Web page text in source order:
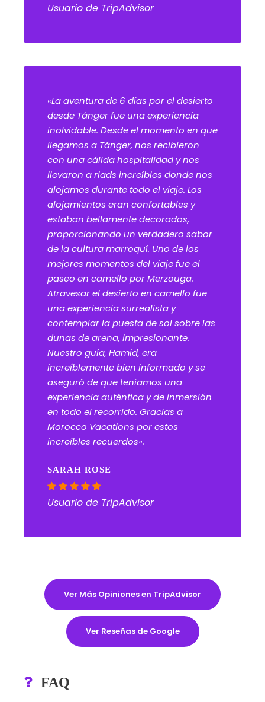
Usuario de TripAdvisor
«La aventura de 6 días por el desierto
desde Tánger fue una experiencia
inolvidable. Desde el momento en que
llegamos a Tánger, nos recibieron
con una cálida hospitalidad y nos
llevaron a riads increíbles donde nos
alojamos durante todo el viaje. Los
alojamientos eran confortables y
estaban bellamente decorados,
proporcionando un verdadero sabor
de la cultura marroquí. Uno de los
mejores momentos del viaje fue el
paseo en camello por Merzouga.
Atravesar el desierto en camello fue
una experiencia surrealista y
contemplar la puesta de sol sobre las
dunas de arena, impresionante.
Nuestro guía, Hamid, era
increíblemente bien informado y se
aseguró de que teníamos una
experiencia auténtica y de inmersión
en todo el recorrido. Gracias a
Morocco Vacations por estos
increíbles recuerdos».
SARAH ROSE
Usuario de TripAdvisor
Ver Más Opiniones en TripAdvisor
Ver Reseñas de Google
FAQ